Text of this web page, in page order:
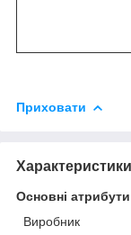
Приховати
Характеристики
Основні атрибути
Виробник